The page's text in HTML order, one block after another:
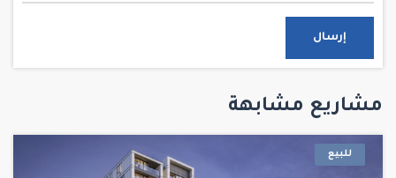
إرسال
مشاريع مشابهة
للبيع